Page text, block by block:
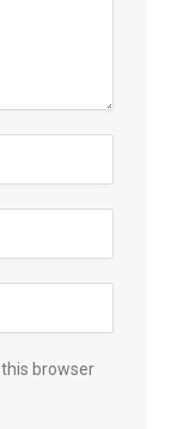
browser